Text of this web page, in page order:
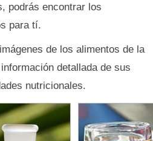
podrás encontrar los
para tí.
de los alimentos de la
detallada de sus
nutricionales.